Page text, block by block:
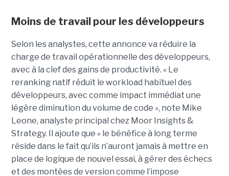
Moins de travail pour les développeurs
Selon les analystes, cette annonce va réduire la
charge de travail opérationnelle des développeurs,
avec à la clef des gains de productivité. « Le
reranking natif réduit le workload habituel des
développeurs, avec comme impact immédiat une
légère diminution du volume de code », note Mike
Leone, analyste principal chez Moor Insights &
Strategy. Il ajoute que « le bénéfice à long terme
réside dans le fait qu’ils n’auront jamais à mettre en
place de logique de nouvel essai, à gérer des échecs
et des montées de version comme l’impose